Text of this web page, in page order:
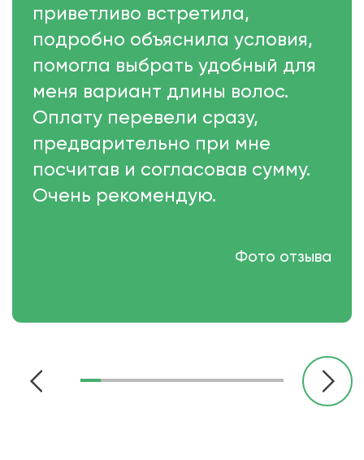
приветливо встретила,
подробно объяснила условия,
помогла выбрать удобный для
меня вариант длины волос.
Оплату перевели сразу,
предварительно при мне
посчитав и согласовав сумму.
Очень рекомендую.
Фото отзыва